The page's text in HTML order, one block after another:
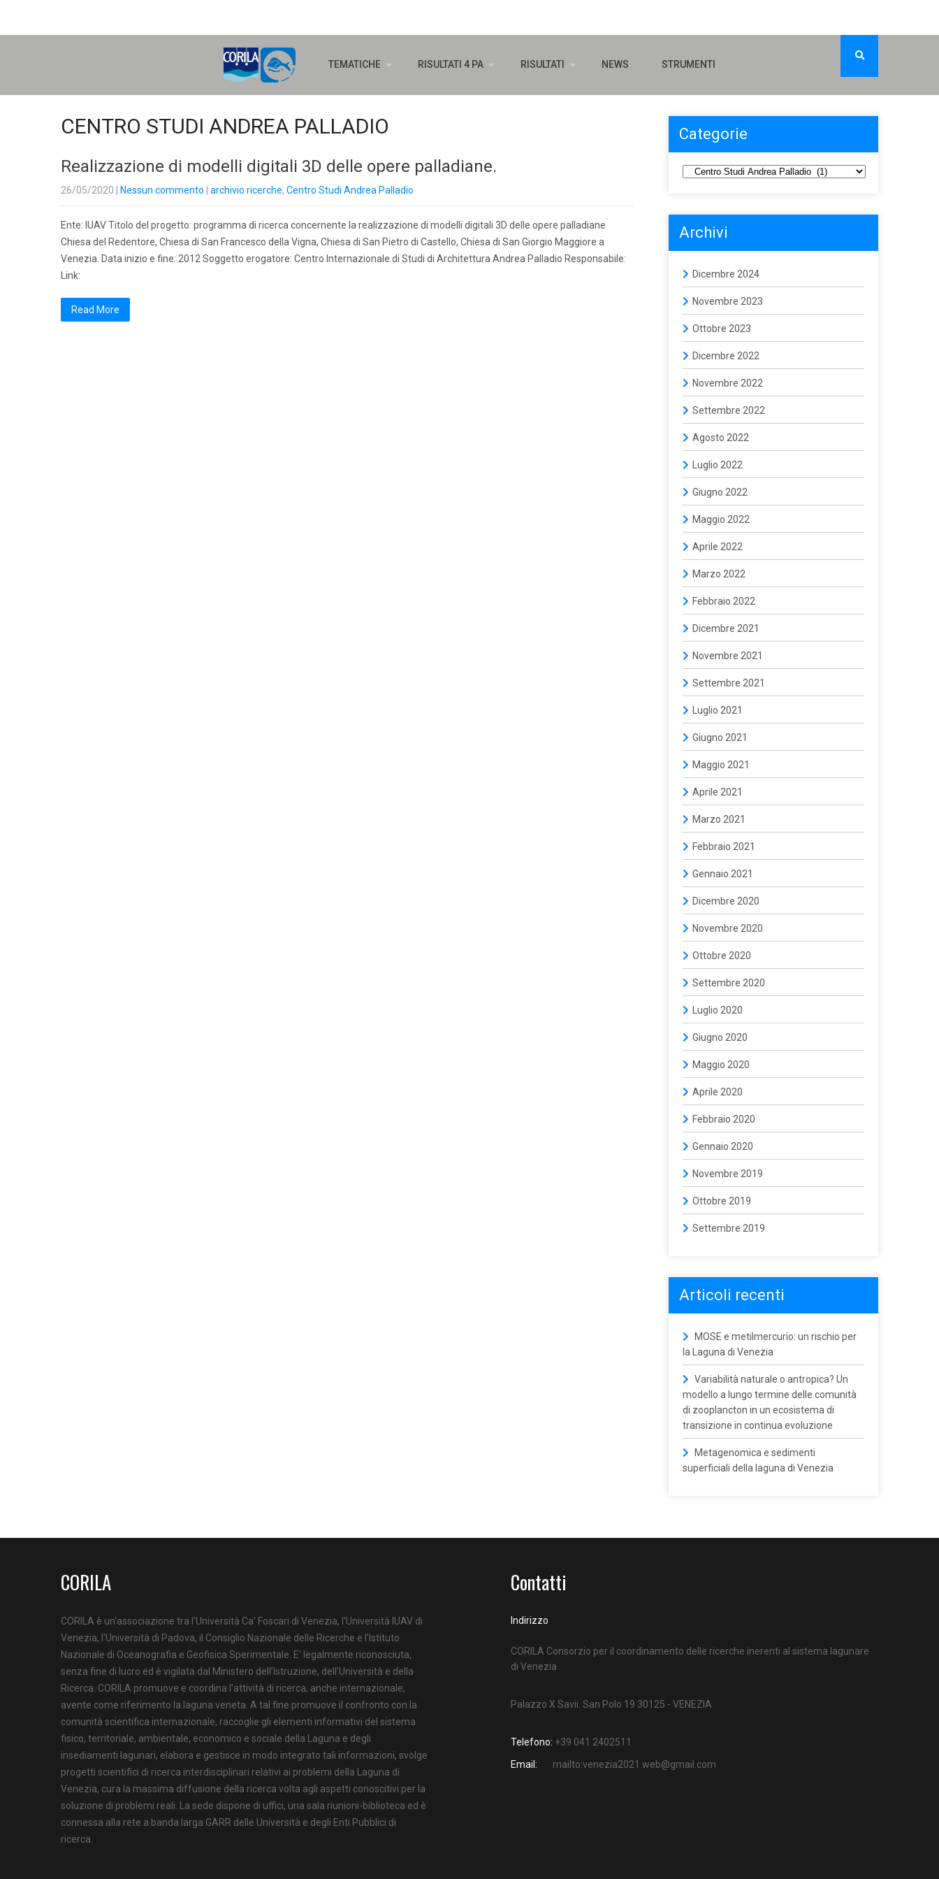
TEMATICHE RISULTATI 4 PA RISULTATI NEWS STRUMENTI
CENTRO STUDI ANDREA PALLADIO
Realizzazione di modelli digitali 3D delle opere palladiane.
26/05/2020 Nessun commento archivio ricerche, Centro Studi Andrea Palladio
Ente: IUAV Titolo del progetto: programma di ricerca concernente la realizzazione di modelli digitali 3D delle opere palladiane
Chiesa del Redentore, Chiesa di San Francesco della Vigna, Chiesa di San Pietro di Castello, Chiesa di San Giorgio Maggiore a
Venezia. Data inizio e fine: 2012 Soggetto erogatore: Centro Internazionale di Studi di Architettura Andrea Palladio Responsabile:
Link:
Read More
Categorie
Archivi
Dicembre 2024
Novembre 2023
Ottobre 2023
Dicembre 2022
Novembre 2022
Settembre 2022
Agosto 2022
Luglio 2022
Giugno 2022
Maggio 2022
Aprile 2022
Marzo 2022
Febbraio 2022
Dicembre 2021
Novembre 2021
Settembre 2021
Luglio 2021
Giugno 2021
Maggio 2021
Aprile 2021
Marzo 2021
Febbraio 2021
Gennaio 2021
Dicembre 2020
Novembre 2020
Ottobre 2020
Settembre 2020
Luglio 2020
Giugno 2020
Maggio 2020
Aprile 2020
Febbraio 2020
Gennaio 2020
Novembre 2019
Ottobre 2019
Settembre 2019
Articoli recenti
MOSE e metilmercurio: un rischio per
la Laguna di Venezia
Variabilità naturale o antropica? Un
modello a lungo termine delle comunità
di zooplancton in un ecosistema di
transizione in continua evoluzione
Metagenomica e sedimenti
superficiali della laguna di Venezia
CORILA
CORILA è un'associazione tra l'Università Ca’ Foscari di Venezia, l'Università IUAV di
Venezia, l'Università di Padova, il Consiglio Nazionale delle Ricerche e l’Istituto
Nazionale di Oceanografia e Geofisica Sperimentale. E' legalmente riconosciuta,
senza fine di lucro ed è vigilata dal Ministero dell’Istruzione, dell'Università e della
Ricerca. CORILA promuove e coordina l'attività di ricerca, anche internazionale,
avente come riferimento la laguna veneta. A tal fine promuove il confronto con la
comunità scientifica internazionale, raccoglie gli elementi informativi del sistema
fisico, territoriale, ambientale, economico e sociale della Laguna e degli
insediamenti lagunari, elabora e gestisce in modo integrato tali informazioni, svolge
progetti scientifici di ricerca interdisciplinari relativi ai problemi della Laguna di
Venezia, cura la massima diffusione della ricerca volta agli aspetti conoscitivi per la
soluzione di problemi reali. La sede dispone di uffici, una sala riunioni-biblioteca ed è
connessa alla rete a banda larga GARR delle Università e degli Enti Pubblici di
ricerca.
Contatti
Indirizzo
CORILA Consorzio per il coordinamento delle ricerche inerenti al sistema lagunare
di Venezia
Palazzo X Savii. San Polo 19 30125 - VENEZIA
Telefono: +39 041 2402511
Email:
mailto:venezia2021.web@gmail.com